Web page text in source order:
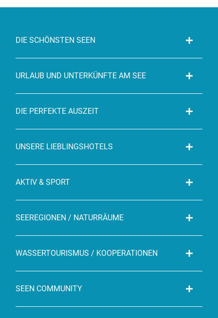
DIE SCHÖNSTEN SEEN
URLAUB UND UNTERKÜNFTE AM SEE
DIE PERFEKTE AUSZEIT
UNSERE LIEBLINGSHOTELS
AKTIV & SPORT
SEEREGIONEN / NATURRÄUME
WASSERTOURISMUS / KOOPERATIONEN
SEEN COMMUNITY